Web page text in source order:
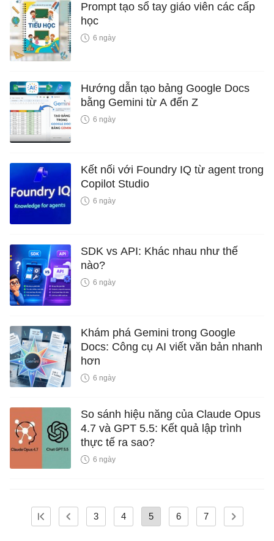
Prompt tạo sổ tay giáo viên các cấp
học
6 ngày
Hướng dẫn tạo bảng Google Docs
bằng Gemini từ A đến Z
6 ngày
Kết nối với Foundry IQ từ agent trong
Copilot Studio
6 ngày
SDK vs API: Khác nhau như thế
nào?
6 ngày
Khám phá Gemini trong Google
Docs: Công cụ AI viết văn bản nhanh
hơn
6 ngày
So sánh hiệu năng của Claude Opus
4.7 và GPT 5.5: Kết quả lập trình
thực tế ra sao?
6 ngày
3 4 5 6 7